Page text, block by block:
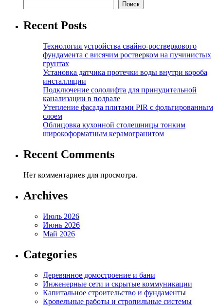
Поиск
Recent Posts
Технология устройства свайно-ростверкового
фундамента с висячим ростверком на пучинистых
грунтах
Установка датчика протечки воды внутри короба
инсталляции
Подключение сололифта для принудительной
канализации в подвале
Утепление фасада плитами PIR с фольгированным
слоем
Облицовка кухонной столешницы тонким
широкоформатным керамогранитом
Recent Comments
Нет комментариев для просмотра.
Archives
Июль 2026
Июнь 2026
Май 2026
Categories
Деревянное домостроение и бани
Инженерные сети и скрытые коммуникации
Капитальное строительство и фундаменты
Кровельные работы и стропильные системы